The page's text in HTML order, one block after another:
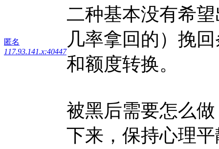
匿名
117.93.141.x:40447
二种基本没有希
几率拿回的）挽
和额度转换。
被黑后需要怎么
下来，保持心理